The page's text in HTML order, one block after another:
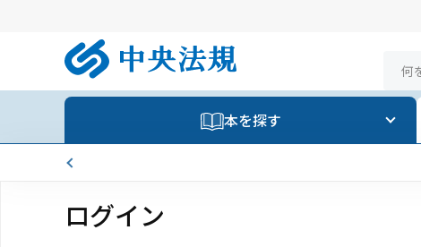
本を探す
ログイン